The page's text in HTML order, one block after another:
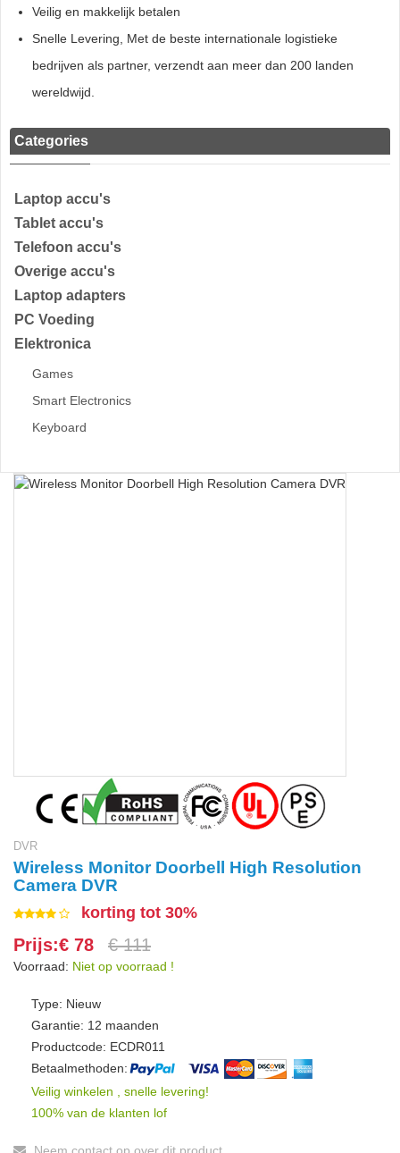
Veilig en makkelijk betalen
Snelle Levering, Met de beste internationale logistieke
bedrijven als partner, verzendt aan meer dan 200 landen
wereldwijd.
Categories
Laptop accu's
Tablet accu's
Telefoon accu's
Overige accu's
Laptop adapters
PC Voeding
Elektronica
Games
Smart Electronics
Keyboard
DVR
Wireless Monitor Doorbell High Resolution
Camera DVR
korting tot 30%
Prijs:€ 78 € 111
Voorraad: Niet op voorraad !
Type: Nieuw
Garantie: 12 maanden
Productcode: ECDR011
Betaalmethoden:
Veilig winkelen , snelle levering!
100% van de klanten lof